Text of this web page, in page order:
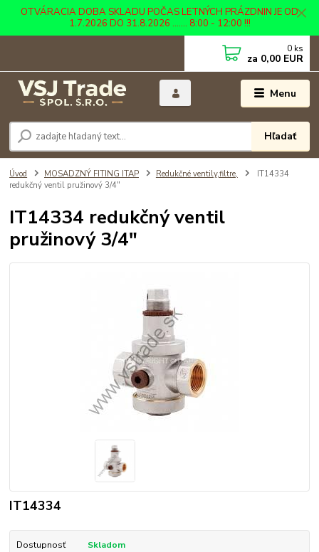
OTVÁRACIA DOBA SKLADU POČAS LETNÝCH PRÁZDNIN JE OD
1.7.2026 DO 31.8.2026 ....... 8:00 - 12:00 !!!
Menu
Hľadať
0 ks
za 0,00 EUR
Úvod MOSADZNÝ FITING ITAP Redukčné ventily,filtre,
IT14334
redukčný ventil pružinový 3/4"
IT14334 redukčný ventil
pružinový 3/4"
IT14334
Dostupnosť
Skladom